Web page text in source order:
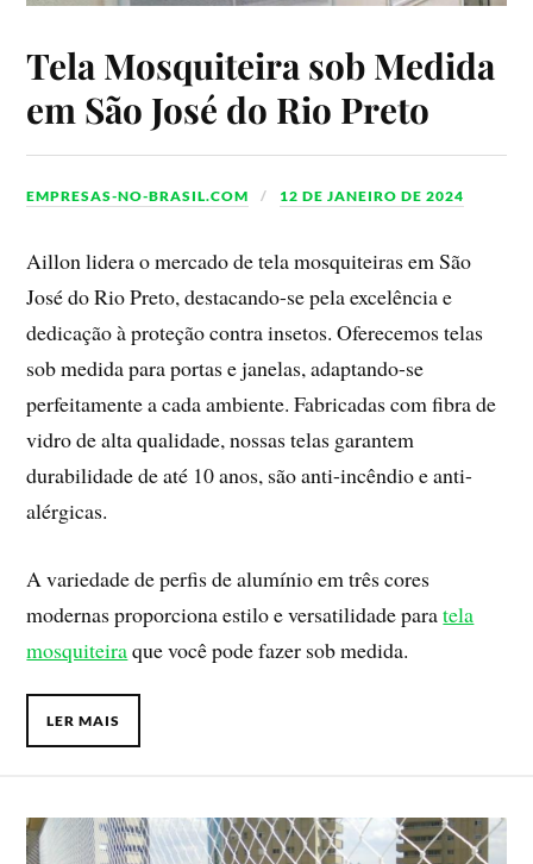
Tela Mosquiteira sob Medida
em São José do Rio Preto
EMPRESAS-NO-BRASIL.COM 12 DE JANEIRO DE 2024
Aillon lidera o mercado de tela mosquiteiras em São
José do Rio Preto, destacando-se pela excelência e
dedicação à proteção contra insetos. Oferecemos telas
sob medida para portas e janelas, adaptando-se
perfeitamente a cada ambiente. Fabricadas com fibra de
vidro de alta qualidade, nossas telas garantem
durabilidade de até 10 anos, são anti-incêndio e anti-
alérgicas.
A variedade de perfis de alumínio em três cores
modernas proporciona estilo e versatilidade paratela
mosquiteiraque você pode fazer sob medida.
LER MAIS